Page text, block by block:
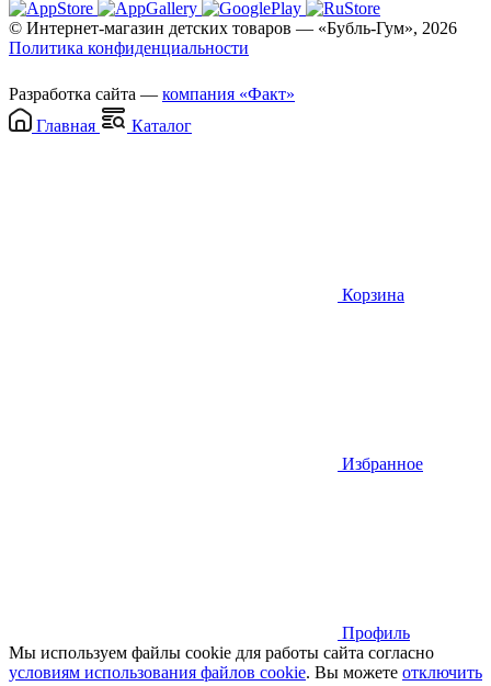
© Интернет-магазин детских товаров — «Бубль-Гум», 2026
Политика конфиденциальности
Разработка сайта — компания «Факт»
Главная
Каталог
Корзина
Избранное
Профиль
Мы используем файлы cookie для работы сайта согласно
условиям использования файлов cookie. Вы можете отключить